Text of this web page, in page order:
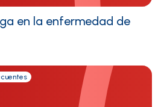
en la enfermedad de